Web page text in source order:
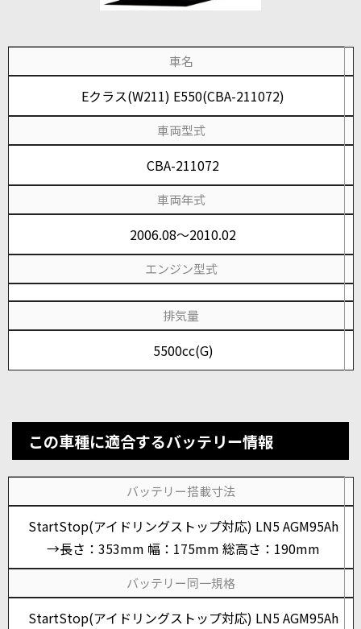
車名
Eクラス(W211) E550(CBA-211072)
車両型式
CBA-211072
車両年式
2006.08～2010.02
エンジン型式
排気量
5500cc(G)
この車種に適合するバッテリー情報
バッテリー搭載寸法
StartStop(アイドリングストップ対応) LN5 AGM95Ah
→長さ：353mm 幅：175mm 総高さ：190mm
バッテリー同一規格
StartStop(アイドリングストップ対応) LN5 AGM95Ah